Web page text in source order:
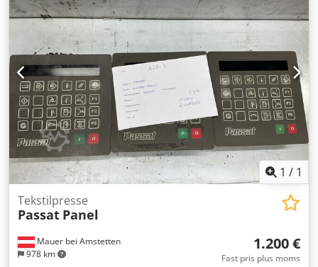
1 / 1
Mauer bei Amstetten
978 km
Tekstilpresse
Passat Panel
1.200 €
Fast pris plus moms